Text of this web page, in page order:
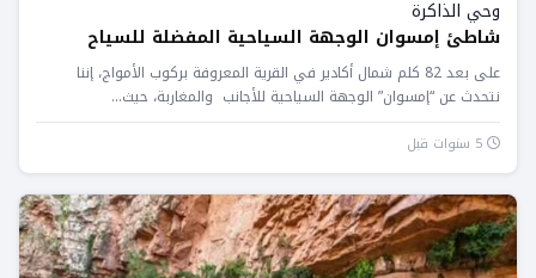
وحي الذاكرة
شاطئ إمسوان الوجهة السياحية المفضلة للسياح
على بعد 82 كلم شمال أكادير في القرية المعروفة بركوب الأمواج، إننا
نتحدث عن “إمسوان” الوجهة السياحية للأجانب والمغاربة، حيث...